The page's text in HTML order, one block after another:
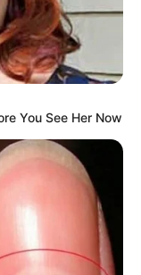
You See Her Now